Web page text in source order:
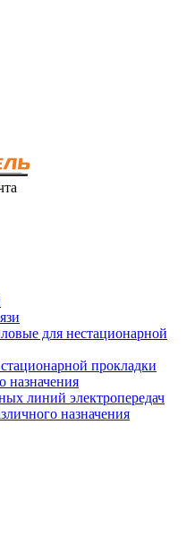
для нестационарной
прокладки
назначения
линий электропередач
назначения